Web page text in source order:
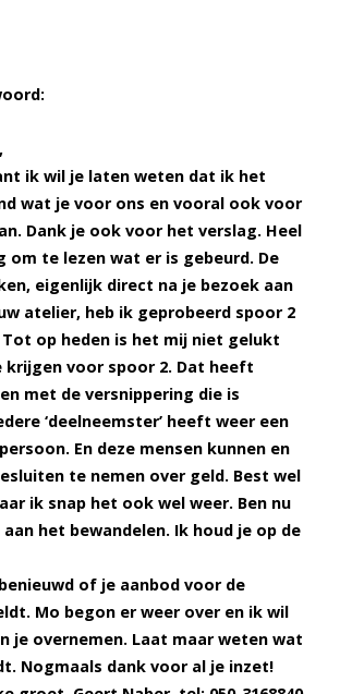
ik wil je laten weten dat ik het
wat je voor ons en vooral ook voor
Dank je ook voor het verslag. Heel
om te lezen wat er is gebeurd. De
eigenlijk direct na je bezoek aan
atelier, heb ik geprobeerd spoor 2
op heden is het mij niet gelukt
krijgen voor spoor 2. Dat heeft
met de versnippering die is
‘deelneemster’ heeft weer een
En deze mensen kunnen en
te nemen over geld. Best wel
ik snap het ook wel weer. Ben nu
het bewandelen. Ik houd je op de
of je aanbod voor de
Mo begon er weer over en ik wil
je overnemen. Laat maar weten wat
Nogmaals dank voor al je inzet!